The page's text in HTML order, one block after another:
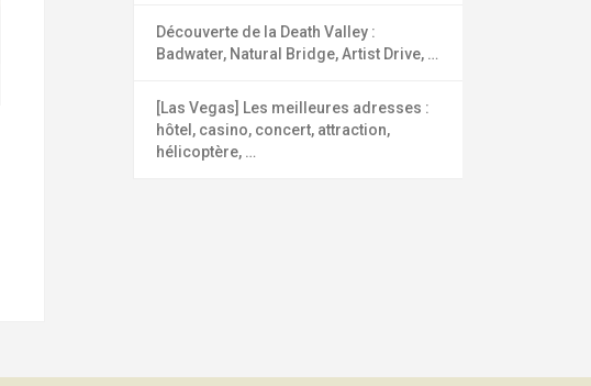
Découverte de la Death Valley :
Badwater, Natural Bridge, Artist Drive, …
[Las Vegas] Les meilleures adresses :
hôtel, casino, concert, attraction,
hélicoptère, …